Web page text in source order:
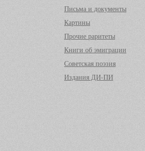
Письма и документы
Картины
Прочие раритеты
Книги об эмиграции
Советская поэзия
Издания ДИ-ПИ